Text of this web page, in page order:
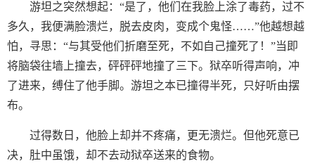
游坦之突然想起：“是了，他们在我脸上涂了毒药，过不
多久，我便满脸溃烂，脱去皮肉，变成个鬼怪……”他越想越
怕，寻思：“与其受他们折磨至死，不如自己撞死了！”当即
将脑袋往墙上撞去，砰砰砰地撞了三下。狱卒听得声响，冲
了进来，缚住了他手脚。游坦之本已撞得半死，只好听由摆
布。
过得数日，他脸上却并不疼痛，更无溃烂。但他死意已
决，肚中虽饿，却不去动狱卒送来的食物。